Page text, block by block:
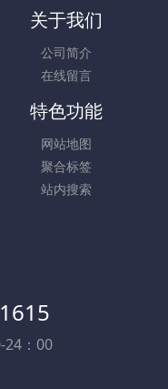
关于我们
公司简介
在线留言
特色功能
网站地图
聚合标签
站内搜索
24：00